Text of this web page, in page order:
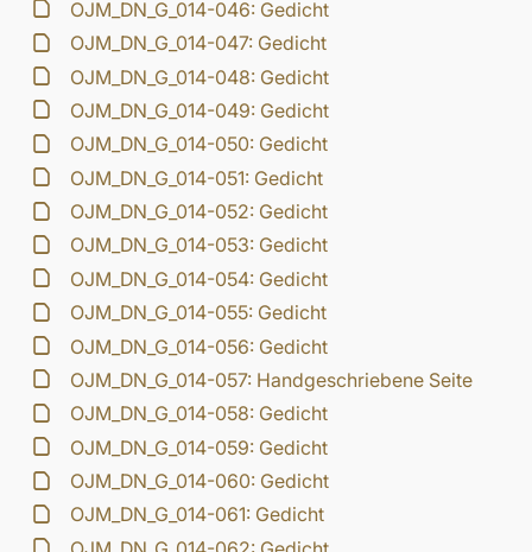
OJM_DN_G_014-046: Gedicht
OJM_DN_G_014-047: Gedicht
OJM_DN_G_014-048: Gedicht
OJM_DN_G_014-049: Gedicht
OJM_DN_G_014-050: Gedicht
OJM_DN_G_014-051: Gedicht
OJM_DN_G_014-052: Gedicht
OJM_DN_G_014-053: Gedicht
OJM_DN_G_014-054: Gedicht
OJM_DN_G_014-055: Gedicht
OJM_DN_G_014-056: Gedicht
OJM_DN_G_014-057: Handgeschriebene Seite
OJM_DN_G_014-058: Gedicht
OJM_DN_G_014-059: Gedicht
OJM_DN_G_014-060: Gedicht
OJM_DN_G_014-061: Gedicht